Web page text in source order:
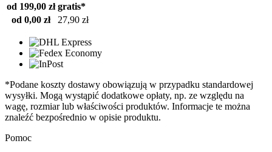
od 199,00 zł gratis*
od 0,00 zł
27,90 zł
*Podane koszty dostawy obowiązują w przypadku standardowej
wysyłki. Mogą wystąpić dodatkowe opłaty, np. ze względu na
wagę, rozmiar lub właściwości produktów. Informacje te można
znaleźć bezpośrednio w opisie produktu.
Pomoc